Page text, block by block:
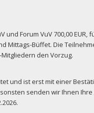
Forum VuV 700,00 EUR,
Mittags-Büffet. Die
den Vorzug.
und ist erst mit einer
senden wir Ihnen